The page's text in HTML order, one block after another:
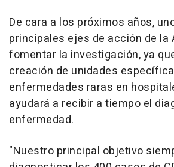
De cara a los próximos años,
principales ejes de acción de la
fomentar la investigación, ya
creación de unidades
enfermedades raras en
ayudará a recibir a tiempo el
enfermedad.
"Nuestro principal objetivo